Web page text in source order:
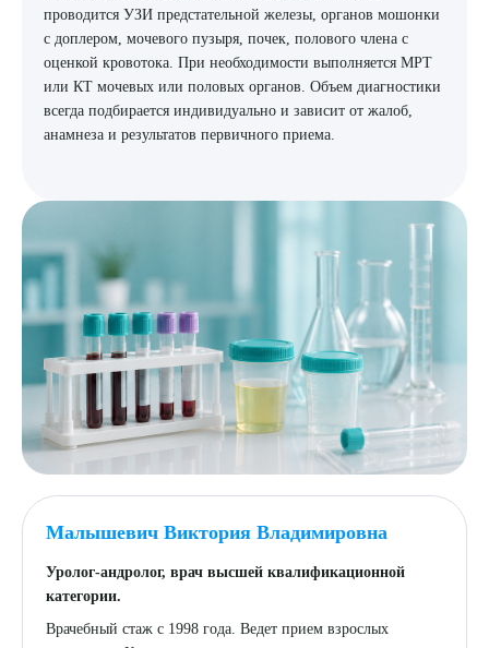
проводится УЗИ предстательной железы, органов мошонки
с доплером, мочевого пузыря, почек, полового члена с
оценкой кровотока. При необходимости выполняется МРТ
или КТ мочевых или половых органов. Объем диагностики
всегда подбирается индивидуально и зависит от жалоб,
анамнеза и результатов первичного приема.
Малышевич Виктория Владимировна
Уролог-андролог, врач высшей квалификационной
категории.
Врачебный стаж с 1998 года. Ведет прием взрослых